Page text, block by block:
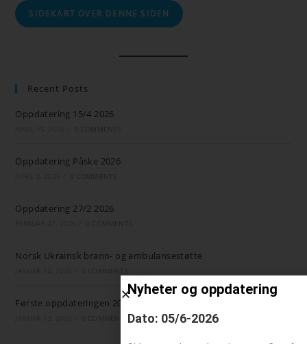
SIDEKART OVER DENNE SIDEN
Recent Posts
Oppdatering 15/4 2026
Oppdatering Påske 2026
Oppdatering 27/2 2026
Norsk Ukrainsk brann- og ambulansestøtte
Første oppdateringen 2026
Nyheter og oppdatering
Dato: 05/6-2026